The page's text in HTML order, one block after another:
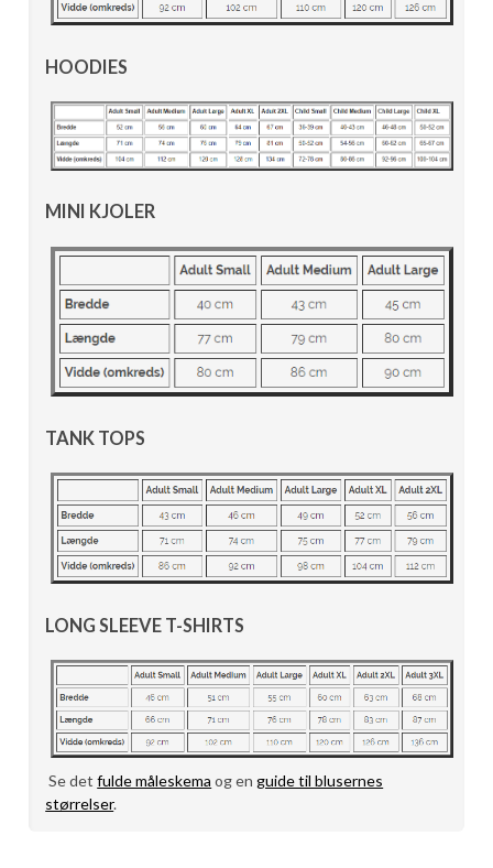
HOODIES
MINI KJOLER
TANK TOPS
LONG SLEEVE T-SHIRTS
Se detfulde måleskema og enguide til blusernes
størrelser.